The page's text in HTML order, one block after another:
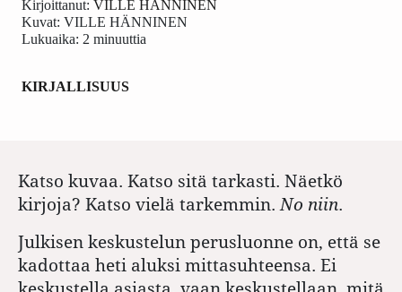
Kirjoittanut: VILLE HÄNNINEN
Kuvat: VILLE HÄNNINEN
Lukuaika: 2 minuuttia
KIRJALLISUUS
Katso kuvaa. Katso sitä tarkasti. Näetkö
kirjoja? Katso vielä tarkemmin. No niin.
Julkisen keskustelun perusluonne on, että se
kadottaa heti aluksi mittasuhteensa. Ei